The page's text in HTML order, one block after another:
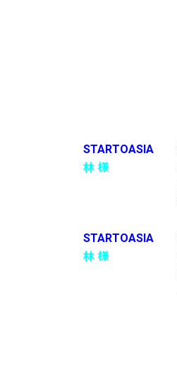
STARTOASIA
林 様
STARTOASIA
林 様